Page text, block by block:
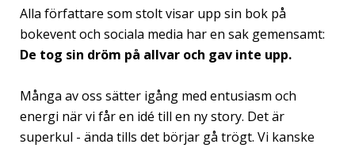
Alla författare som stolt visar upp sin bok på
bokevent och sociala media har en sak gemensamt:
De tog sin dröm på allvar och gav inte upp.
Många av oss sätter igång med entusiasm och
energi när vi får en idé till en ny story. Det är
superkul - ända tills det börjar gå trögt. Vi kanske